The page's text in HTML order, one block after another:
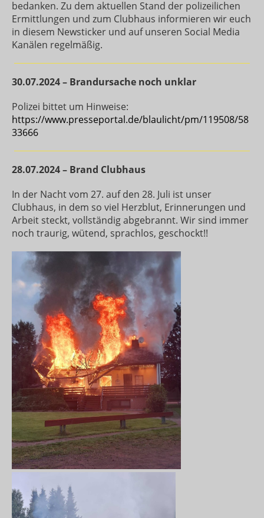
bedanken. Zu dem aktuellen Stand der polizeilichen
Ermittlungen und zum Clubhaus informieren wir euch
in diesem Newsticker und auf unseren Social Media
Kanälen regelmäßig.
30.07.2024 – Brandursache noch unklar
Polizei bittet um Hinweise:
https://www.presseportal.de/blaulicht/pm/119508/58
33666
28.07.2024 – Brand Clubhaus
In der Nacht vom 27. auf den 28. Juli ist unser
Clubhaus, in dem so viel Herzblut, Erinnerungen und
Arbeit steckt, vollständig abgebrannt. Wir sind immer
noch traurig, wütend, sprachlos, geschockt!!